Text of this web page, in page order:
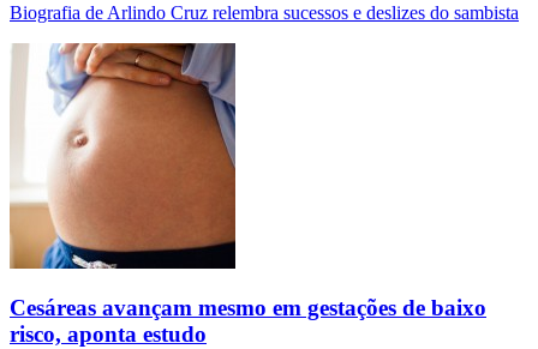
Biografia de Arlindo Cruz relembra sucessos e deslizes do sambista
Cesáreas avançam mesmo em gestações de baixo
risco, aponta estudo